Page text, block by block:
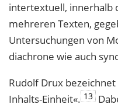
intertextuell, innerhalb
mehreren Texten,
Untersuchungen von
diachrone wie auch
Rudolf Drux
Inhalts-Einheit«. 13